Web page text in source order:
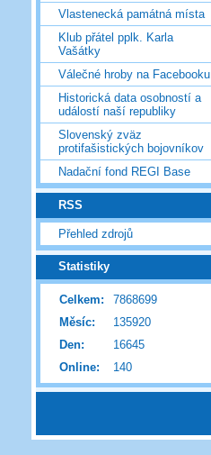
Vlastenecká památná místa
Klub přátel pplk. Karla
Vašátky
Válečné hroby na Facebooku
Historická data osobností a
událostí naší republiky
Slovenský zväz
protifašistických bojovníkov
Nadační fond REGI Base
RSS
Přehled zdrojů
Statistiky
Online: 140
Celkem:
7868699
Měsíc:
135920
Den:
16645